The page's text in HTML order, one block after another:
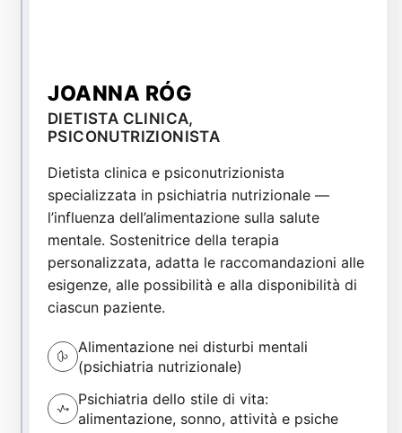
JOANNA RÓG
DIETISTA CLINICA,
PSICONUTRIZIONISTA
Dietista clinica e psiconutrizionista
specializzata in psichiatria nutrizionale —
l’influenza dell’alimentazione sulla salute
mentale. Sostenitrice della terapia
personalizzata, adatta le raccomandazioni alle
esigenze, alle possibilità e alla disponibilità di
ciascun paziente.
Alimentazione nei disturbi mentali
(psichiatria nutrizionale)
Psichiatria dello stile di vita:
alimentazione, sonno, attività e psiche